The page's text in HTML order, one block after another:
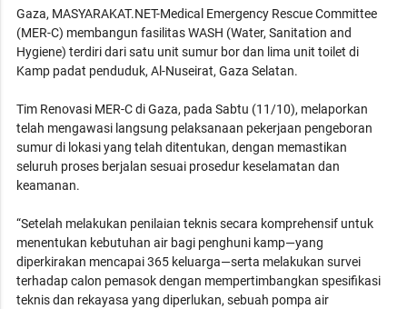
Gaza, MASYARAKAT.NET-Medical Emergency Rescue Committee
(MER-C) membangun fasilitas WASH (Water, Sanitation and
Hygiene) terdiri dari satu unit sumur bor dan lima unit toilet di
Kamp padat penduduk, Al-Nuseirat, Gaza Selatan.
Tim Renovasi MER-C di Gaza, pada Sabtu (11/10), melaporkan
telah mengawasi langsung pelaksanaan pekerjaan pengeboran
sumur di lokasi yang telah ditentukan, dengan memastikan
seluruh proses berjalan sesuai prosedur keselamatan dan
keamanan.
“Setelah melakukan penilaian teknis secara komprehensif untuk
menentukan kebutuhan air bagi penghuni kamp—yang
diperkirakan mencapai 365 keluarga—serta melakukan survei
terhadap calon pemasok dengan mempertimbangkan spesifikasi
teknis dan rekayasa yang diperlukan, sebuah pompa air